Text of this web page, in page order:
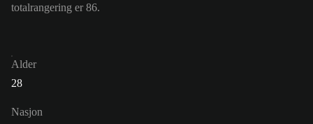
totalrangering er 86.
Alder
28
Nasjon